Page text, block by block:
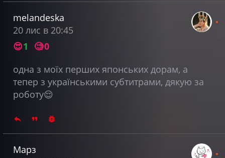
melandeska
20 лис в 20:45
😍1 🧐0
одна з моїх перших японських дорам, а
тепер з українськими субтитрами, дякую за
роботу😌
Марз